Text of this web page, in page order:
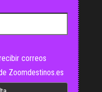
correos
Zoomdestinos.es